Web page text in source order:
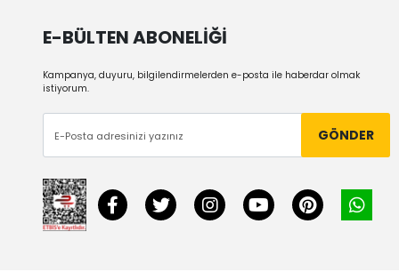
E-BÜLTEN ABONELİĞİ
Kampanya, duyuru, bilgilendirmelerden e-posta ile haberdar olmak
istiyorum.
GÖNDER